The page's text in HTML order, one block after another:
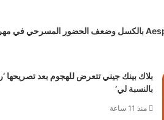
بلاك بينك جيني تتعرض للهجوم بعد تصريحها
بالنسبة لي’
منذ 11 ساعة